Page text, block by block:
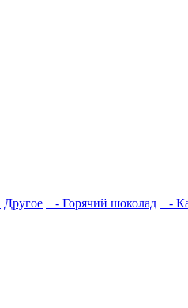
Другое - Горячий шоколад -